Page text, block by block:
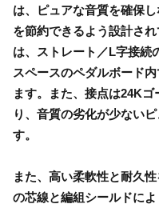
は、ピュアな音質を確保
を節約できるよう設計さ
は、ストレート／L字接続
スペースのペダルボード
ます。また、接点は24K
り、音質の劣化が少ない
す。
また、高い柔軟性と耐久
の芯線と編組シールドに